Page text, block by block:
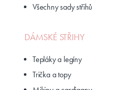
Všechny sady střihů
DÁMSKÉ STŘIHY
Tepláky a legíny
Trička a topy